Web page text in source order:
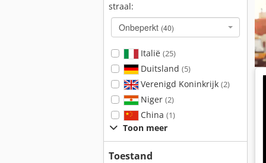
straal:
Onbeperkt (40)
Italië (25)
Duitsland (5)
Verenigd Koninkrijk (2)
Niger (2)
China (1)
Toon meer
Toestand